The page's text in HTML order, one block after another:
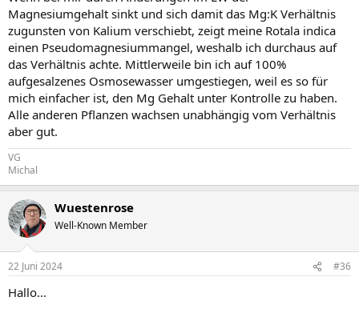
Magnesiumgehalt sinkt und sich damit das Mg:K Verhältnis
zugunsten von Kalium verschiebt, zeigt meine Rotala indica
einen Pseudomagnesiummangel, weshalb ich durchaus auf
das Verhältnis achte. Mittlerweile bin ich auf 100%
aufgesalzenes Osmosewasser umgestiegen, weil es so für
mich einfacher ist, den Mg Gehalt unter Kontrolle zu haben.
Alle anderen Pflanzen wachsen unabhängig vom Verhältnis
aber gut.
VG
Michal
Wuestenrose
Well-Known Member
22 Juni 2024 #36
Hallo…